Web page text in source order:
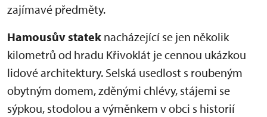
zajímavé předměty.
Hamousův statek nacházející se jen několik
kilometrů od hradu Křivoklát je cennou ukázkou
lidové architektury. Selská usedlost s roubeným
obytným domem, zděnými chlévy, stájemi se
sýpkou, stodolou a výměnkem v obci s historií